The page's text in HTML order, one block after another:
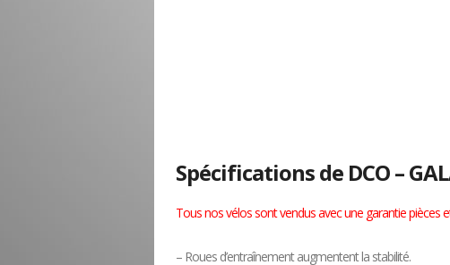
Spécifications de DCO –
Tous nos vélos sont vendus avec une garantie pièces
– Roues d’entraînement augmentent la stabilité.